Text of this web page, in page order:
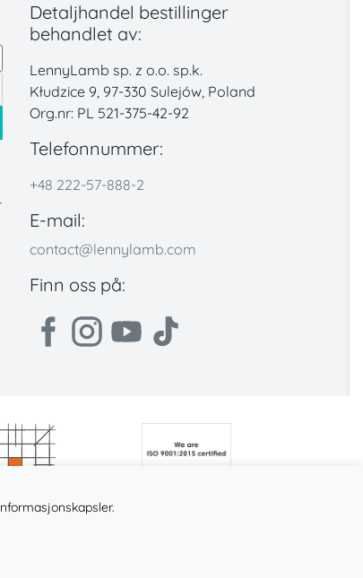
Detaljhandel bestillinger
behandlet av:
LennyLamb sp. z o.o. sp.k.
Kłudzice 9, 97-330 Sulejów, Poland
Org.nr: PL 521-375-42-92
Telefonnummer:
+48 222-57-888-2
E-mail:
contact@lennylamb.com
Finn oss på: